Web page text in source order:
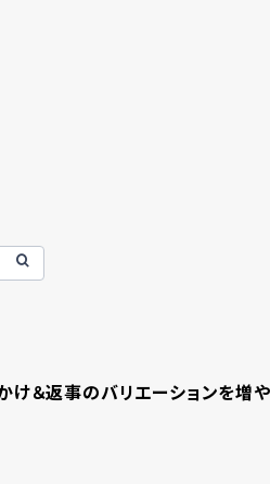
け＆返事のバリエーションを増や